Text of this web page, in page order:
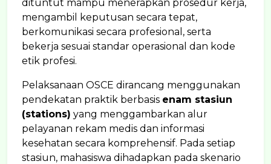
dituntut mampu menerapkan prosedur kerja,
mengambil keputusan secara tepat,
berkomunikasi secara profesional, serta
bekerja sesuai standar operasional dan kode
etik profesi.
Pelaksanaan OSCE dirancang menggunakan
pendekatan praktik berbasis enam stasiun
(stations) yang menggambarkan alur
pelayanan rekam medis dan informasi
kesehatan secara komprehensif. Pada setiap
stasiun, mahasiswa dihadapkan pada skenario